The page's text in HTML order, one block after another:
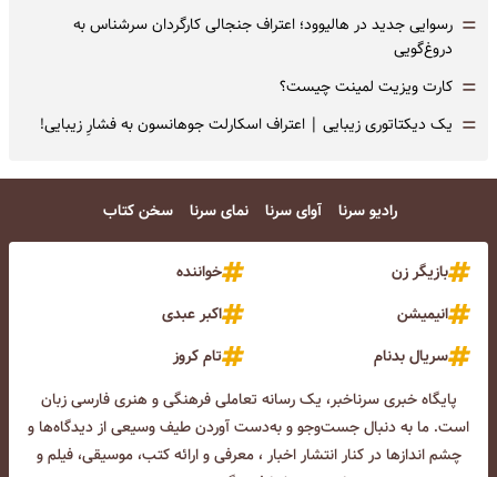
= رسوایی جدید در هالیوود؛ اعتراف جنجالی کارگردان سرشناس به
دروغ‌گویی
= کارت ویزیت لمینت چیست؟
= یک دیکتاتوری زیبایی | اعتراف اسکارلت جوهانسون به فشارِ زیبایی!
رادیو سرنا آوای سرنا نمای سرنا سخن کتاب
بازیگر زن
خواننده
انیمیشن
اکبر عبدی
سریال بدنام
تام کروز
پایگاه خبری سرناخبر، یک رسانه تعاملی فرهنگی و هنری فارسی زبان
است. ما به دنبال جست‌و‌جو و به‌دست آوردن طیف وسیعی از دیدگاه‌ها و
چشم انداز‌ها در کنار انتشار اخبار ، معرفی و ارائه کتب، موسیقی، فیلم و